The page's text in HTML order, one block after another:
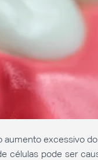
aumento excessivo
células pode ser